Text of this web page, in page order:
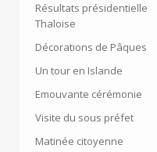
Résultats présidentielle
Thaloise
Décorations de Pâques
Un tour en Islande
Emouvante cérémonie
Visite du sous préfet
Matinée citoyenne